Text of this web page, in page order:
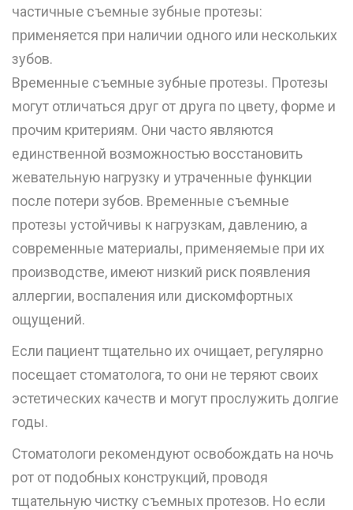
частичные съемные зубные протезы:
применяется при наличии одного или нескольких
зубов.
Временные съемные зубные протезы. Протезы
могут отличаться друг от друга по цвету, форме и
прочим критериям. Они часто являются
единственной возможностью восстановить
жевательную нагрузку и утраченные функции
после потери зубов. Временные съемные
протезы устойчивы к нагрузкам, давлению, а
современные материалы, применяемые при их
производстве, имеют низкий риск появления
аллергии, воспаления или дискомфортных
ощущений.
Если пациент тщательно их очищает, регулярно
посещает стоматолога, то они не теряют своих
эстетических качеств и могут прослужить долгие
годы.
Стоматологи рекомендуют освобождать на ночь
рот от подобных конструкций, проводя
тщательную чистку съемных протезов. Но если